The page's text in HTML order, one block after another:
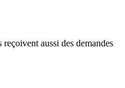
aussi des demandes